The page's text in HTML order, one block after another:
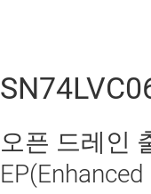
오픈 드레인